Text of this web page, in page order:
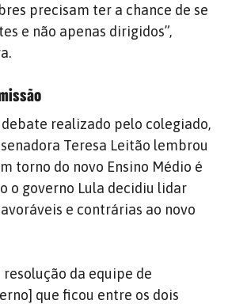
precisam ter a chance de se
e não apenas dirigidos”,
realizado pelo colegiado,
Teresa Leitão lembrou
torno do novo Ensino Médio é
o governo Lula decidiu lidar
e contrárias ao novo
da equipe de
que ficou entre os dois